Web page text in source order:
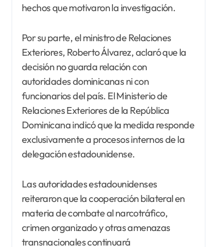
hechos que motivaron la investigación.
Por su parte, el ministro de Relaciones
Exteriores, Roberto Álvarez, aclaró que la
decisión no guarda relación con
autoridades dominicanas ni con
funcionarios del país. El Ministerio de
Relaciones Exteriores de la República
Dominicana indicó que la medida responde
exclusivamente a procesos internos de la
delegación estadounidense.
Las autoridades estadounidenses
reiteraron que la cooperación bilateral en
materia de combate al narcotráfico,
crimen organizado y otras amenazas
transnacionales continuará